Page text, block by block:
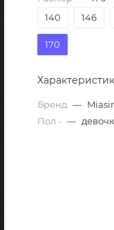
140
146
170
Бренд —
Пол - —